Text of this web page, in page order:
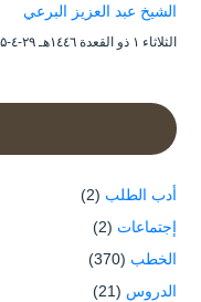
الشيخ عبد العزيز البرعي
الثلاثاء ۱ ذو القعدة ۱٤٤٦هـ ۲۹-٤-۲۰۲۵م
أدب الطلب (2)
إجتماعات (2)
الخطب (370)
الدروس (21)